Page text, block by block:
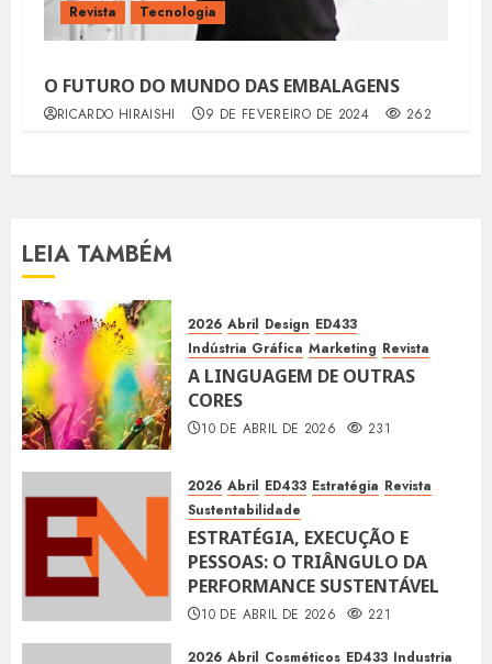
Revista
Tecnologia
O FUTURO DO MUNDO DAS EMBALAGENS
RICARDO HIRAISHI 9 DE FEVEREIRO DE 2024 262
LEIA TAMBÉM
2026 Abril Design ED433
Indústria Gráfica Marketing Revista
A LINGUAGEM DE OUTRAS
CORES
10 DE ABRIL DE 2026 231
2026 Abril ED433 Estratégia Revista
Sustentabilidade
ESTRATÉGIA, EXECUÇÃO E
PESSOAS: O TRIÂNGULO DA
PERFORMANCE SUSTENTÁVEL
10 DE ABRIL DE 2026 221
2026 Abril Cosméticos ED433 Industria